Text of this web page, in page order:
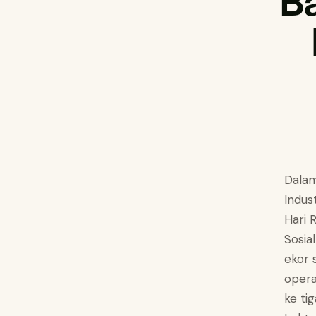
Hari
ekor
ke